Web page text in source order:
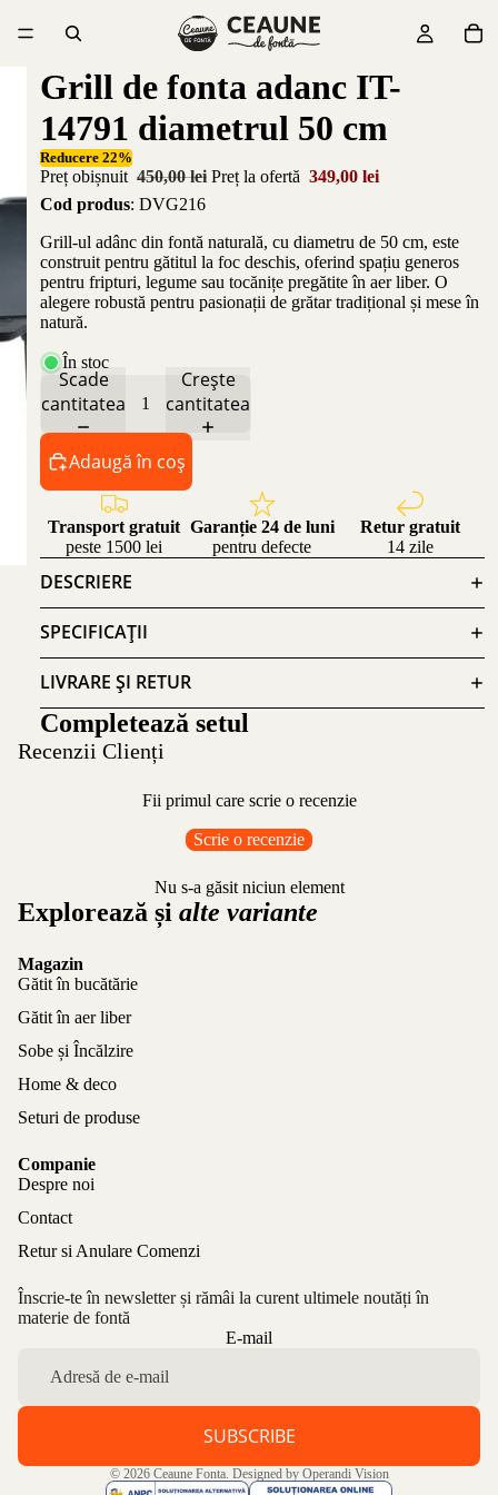
Grill de fonta adanc IT-
14791 diametrul 50 cm
Reducere 22%
Preț obișnuit 450,00 lei Preț la ofertă 349,00 lei
Cod produs: DVG216
Grill-ul adânc din fontă naturală, cu diametru de 50 cm, este
construit pentru gătitul la foc deschis, oferind spațiu generos
pentru fripturi, legume sau tocănițe pregătite în aer liber. O
alegere robustă pentru pasionații de grătar tradițional și mese în
natură.
În stoc
Scade
cantitatea
Crește
cantitatea
Adaugă în coș
Transport gratuit
peste 1500 lei
Garanție 24 de luni
pentru defecte
Retur gratuit
14 zile
DESCRIERE
SPECIFICAȚII
LIVRARE ȘI RETUR
Completează setul
Recenzii Clienți
Fii primul care scrie o recenzie
Scrie o recenzie
Nu s-a găsit niciun element
Explorează și alte variante
Magazin
Gătit în bucătărie
Gătit în aer liber
Sobe și Încălzire
Home & deco
Seturi de produse
Companie
Despre noi
Contact
Retur si Anulare Comenzi
Înscrie-te în newsletter și rămâi la curent ultimele noutăți în
materie de fontă
E-mail
SUBSCRIBE
© 2026 Ceaune Fonta. Designed by Operandi Vision
Politica de confidențialitate
Aviz legal